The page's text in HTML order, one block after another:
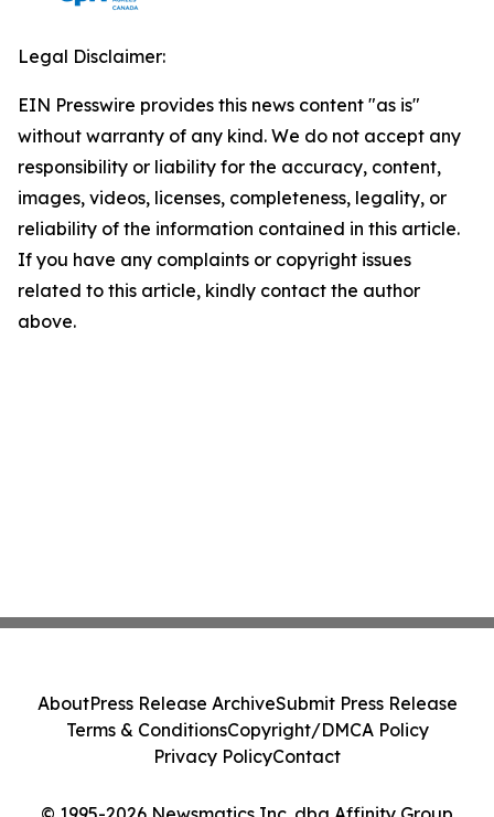
Legal Disclaimer:
EIN Presswire provides this news content "as is"
without warranty of any kind. We do not accept any
responsibility or liability for the accuracy, content,
images, videos, licenses, completeness, legality, or
reliability of the information contained in this article.
If you have any complaints or copyright issues
related to this article, kindly contact the author
above.
AboutPress Release ArchiveSubmit Press Release
Terms & ConditionsCopyright/DMCA Policy
Privacy PolicyContact